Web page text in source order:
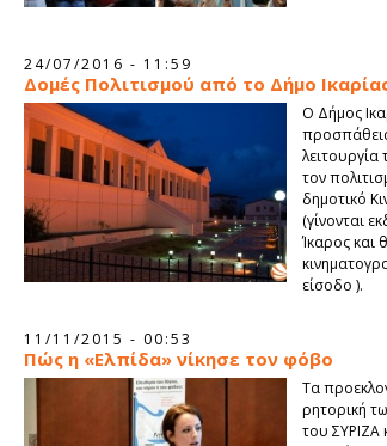
24/07/2016 - 11:59
Δομές Πολιτισμού από το Δήμο
Ο Δήμος
τον
δημοτικό
(γίνονται
Ίκαρος και
είσοδο ).
11/11/2015 - 00:53
Πώς η «Ελπίδα» νίκησε τον φόβο
Tα
ρητορική
του ΣΥΡΙΖΑ